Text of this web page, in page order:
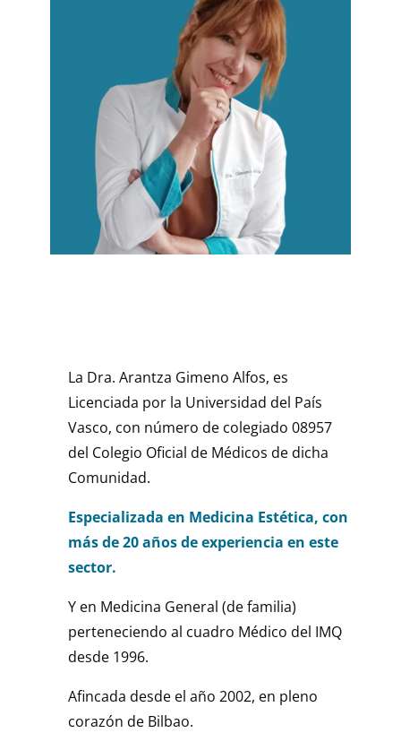
La Dra. Arantza Gimeno Alfos, es
Licenciada por la Universidad del País
Vasco, con número de colegiado 08957
del Colegio Oficial de Médicos de dicha
Comunidad.
Especializada en Medicina Estética, con
más de 20 años de experiencia en este
sector.
Y en Medicina General (de familia)
perteneciendo al cuadro Médico del IMQ
desde 1996.
Afincada desde el año 2002, en pleno
corazón de Bilbao.